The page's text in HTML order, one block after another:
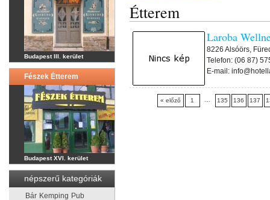
Budapest III. kerület
Fészek Étterem
Budapest XVI. kerület
népszerű kategóriák
Bár Kemping Pub
Étterem
Laroba
8226 Alsóörs,
Telefon: (06 87)
E-mail:
« előző 1 135 136 137